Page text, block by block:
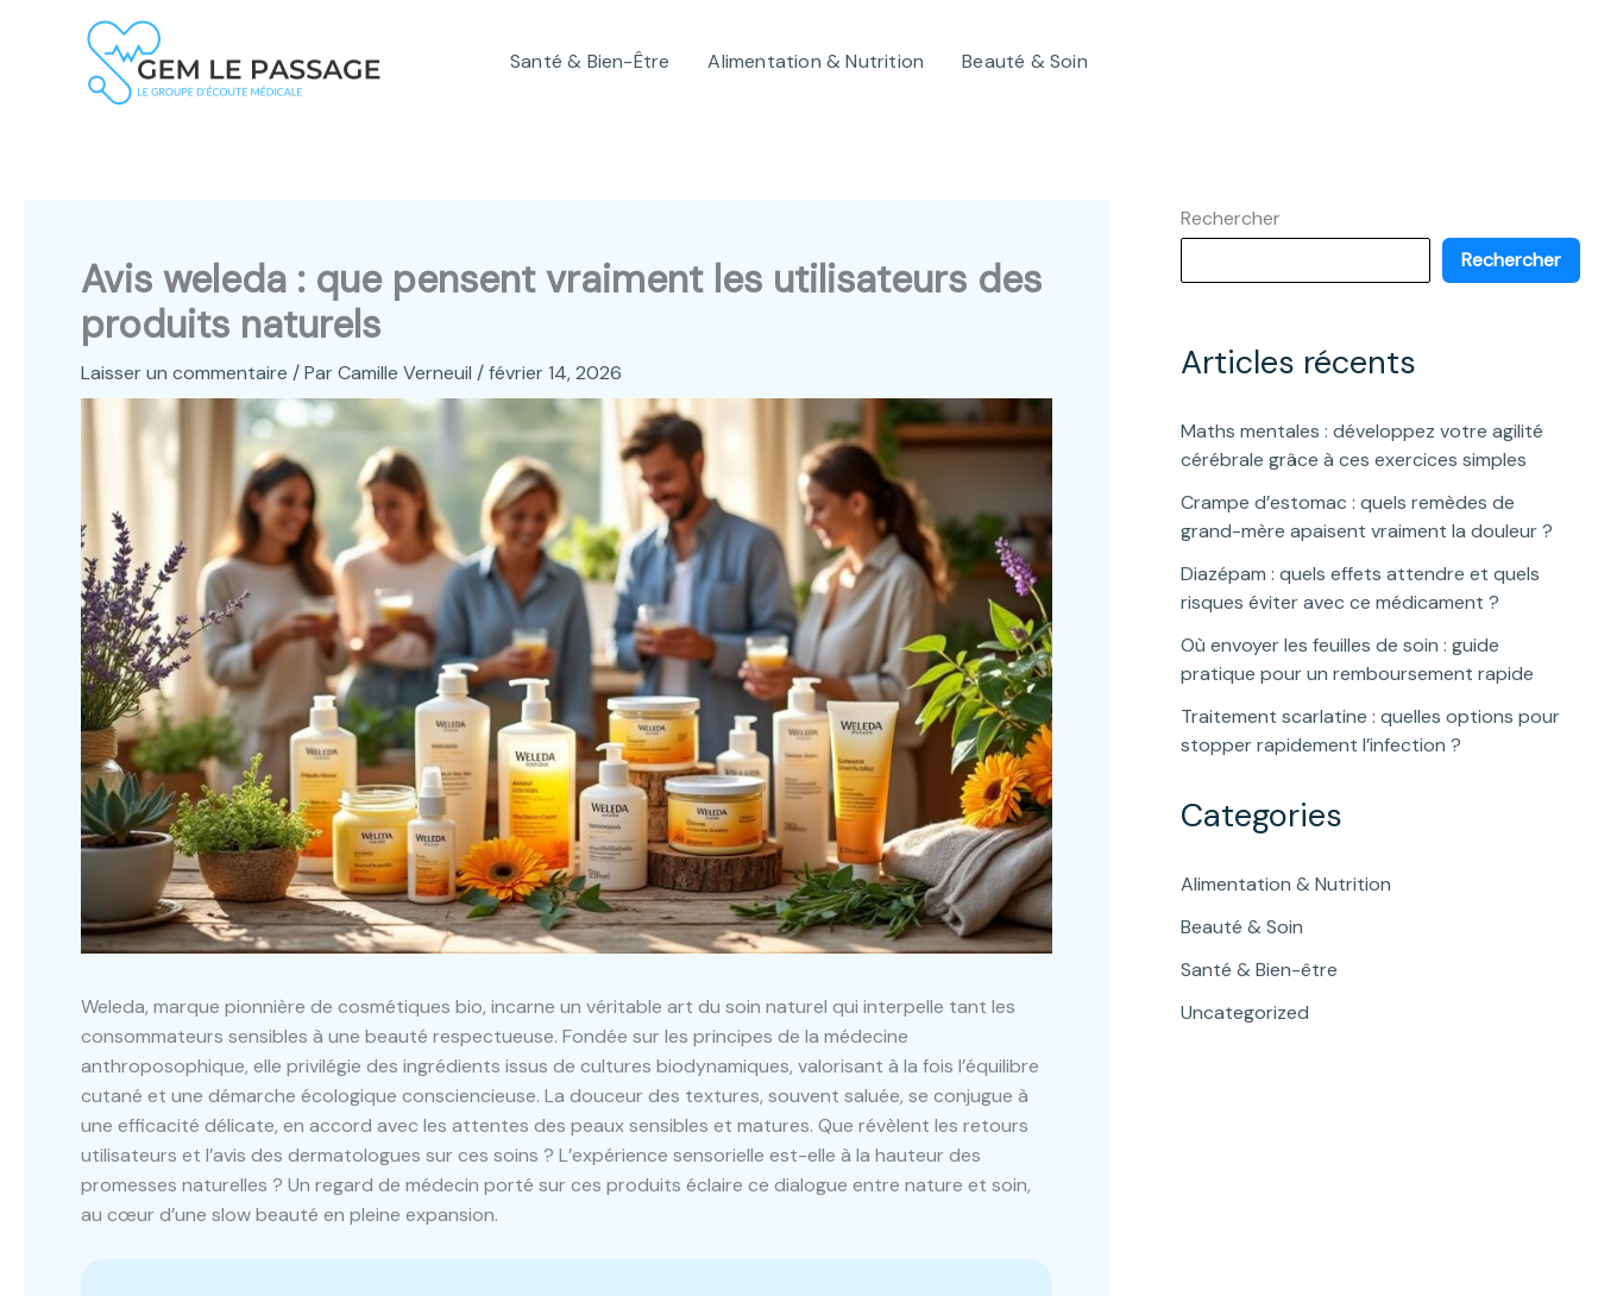
Santé & Bien-Être Alimentation & Nutrition Beauté & Soin
Avis weleda : que pensent vraiment les utilisateurs des
produits naturels
Laisser un commentaire / ParCamille Verneuil /février 14, 2026
Weleda, marque pionnière de cosmétiques bio, incarne un véritable art du soin naturel qui interpelle tant les
consommateurs sensibles à une beauté respectueuse. Fondée sur les principes de la médecine
anthroposophique, elle privilégie des ingrédients issus de cultures biodynamiques, valorisant à la fois l’équilibre
cutané et une démarche écologique consciencieuse. La douceur des textures, souvent saluée, se conjugue à
une efficacité délicate, en accord avec les attentes des peaux sensibles et matures. Que révèlent les retours
utilisateurs et l’avis des dermatologues sur ces soins ? L’expérience sensorielle est-elle à la hauteur des
promesses naturelles ? Un regard de médecin porté sur ces produits éclaire ce dialogue entre nature et soin,
au cœur d’une slow beauté en pleine expansion.
Rechercher
Rechercher
Articles récents
Maths mentales : développez votre agilité
cérébrale grâce à ces exercices simples
Crampe d’estomac : quels remèdes de
grand-mère apaisent vraiment la douleur ?
Diazépam : quels effets attendre et quels
risques éviter avec ce médicament ?
Où envoyer les feuilles de soin : guide
pratique pour un remboursement rapide
Traitement scarlatine : quelles options pour
stopper rapidement l’infection ?
Categories
Alimentation & Nutrition
Beauté & Soin
Santé & Bien-être
Uncategorized